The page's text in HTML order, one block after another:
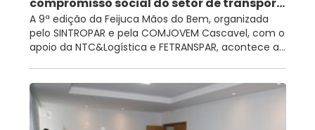
A 9ª edição da Feijuca Mãos do Bem, organizada
pelo SINTROPAR e pela COMJOVEM Cascavel, com o
apoio da NTC&Logística e FETRANSPAR, acontece a...